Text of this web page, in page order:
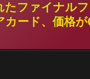
たファイナル
カード、価格が